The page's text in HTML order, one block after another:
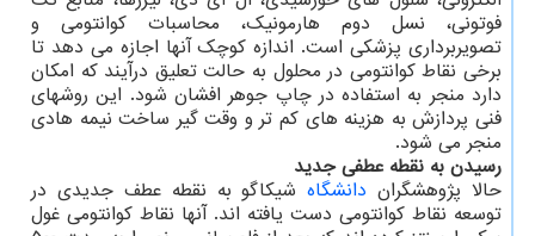
فوتونی، نسل دوم هارمونیک، محاسبات کوانتومی و
تصویربرداری پزشکی است. اندازه کوچک آنها اجازه می دهد تا
برخی نقاط کوانتومی در محلول به حالت تعلیق درآیند که امکان
دارد منجر به استفاده در چاپ جوهر افشان شود. این روشهای
فنی پردازش به هزینه های کم تر و وقت گیر ساخت نیمه هادی
منجر می شود.
رسیدن به نقطه عطفی جدید
حالا پژوهشگران دانشگاهشیکاگو به نقطه عطف جدیدی در
توسعه نقاط کوانتومی دست یافته اند. آنها نقاط کوانتومی غول